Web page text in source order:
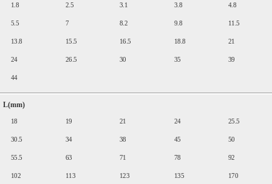
1.8 2.5 3.1 3.8 4.8
5.5 7 8.2 9.8 11.5
13.8 15.5 16.5 18.8 21
24 26.5 30 35 39
44
L(mm)
18 19 21 24 25.5
30.5 34 38 45 50
55.5 63 71 78 92
102 113 123 135 170